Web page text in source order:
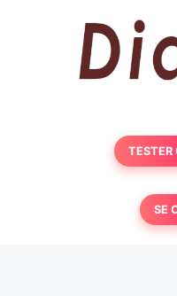
TESTER
SE